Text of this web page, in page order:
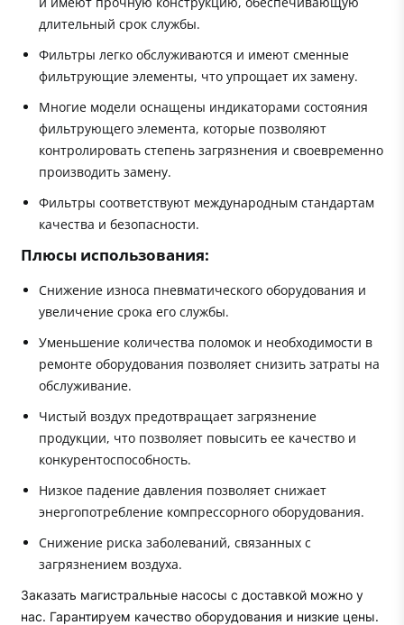
длительный срок службы.
Фильтры легко обслуживаются и имеют сменные
фильтрующие элементы, что упрощает их замену.
Многие модели оснащены индикаторами состояния
фильтрующего элемента, которые позволяют
контролировать степень загрязнения и своевременно
производить замену.
Фильтры соответствуют международным стандартам
качества и безопасности.
Плюсы использования:
Снижение износа пневматического оборудования и
увеличение срока его службы.
Уменьшение количества поломок и необходимости в
ремонте оборудования позволяет снизить затраты на
обслуживание.
Чистый воздух предотвращает загрязнение
продукции, что позволяет повысить ее качество и
конкурентоспособность.
Низкое падение давления позволяет снижает
энергопотребление компрессорного оборудования.
Снижение риска заболеваний, связанных с
загрязнением воздуха.
Заказать магистральные насосы с доставкой можно у
нас. Гарантируем качество оборудования и низкие цены.